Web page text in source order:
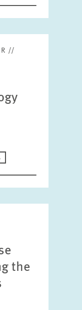
//
the